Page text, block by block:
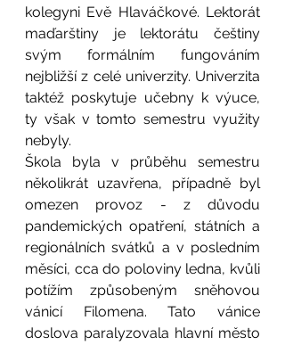
kolegyni Evě Hlaváčkové. Lektorát
maďarštiny je lektorátu češtiny
svým formálním fungováním
nejbližší z celé univerzity. Univerzita
taktéž poskytuje učebny k výuce,
ty však v tomto semestru využity
nebyly.
Škola byla v průběhu semestru
několikrát uzavřena, případně byl
omezen provoz - z důvodu
pandemických opatření, státních a
regionálních svátků a v posledním
měsíci, cca do poloviny ledna, kvůli
potížím způsobeným sněhovou
vánicí Filomena. Tato vánice
doslova paralyzovala hlavní město